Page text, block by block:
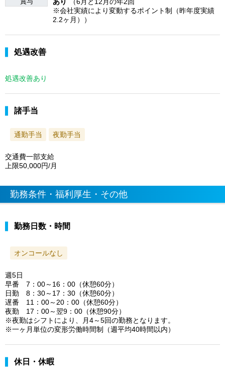
※会社実績により変動するポイント制（昨年度実績
2.2ヶ月））
処遇改善
処遇改善あり
諸手当
通勤手当 夜勤手当
交通費一部支給
上限50,000円/月
勤務条件・福利厚生・その他
勤務日数・時間
オンコールなし
週5日
早番 7：00～16：00（休憩60分）
日勤 8：30～17：30（休憩60分）
遅番 11：00～20：00（休憩60分）
夜勤 17：00～翌9：00（休憩90分）
※夜勤はシフトにより、月4～5回の勤務となります。
※一ヶ月単位の変形労働時間制（週平均40時間以内）
休日・休暇